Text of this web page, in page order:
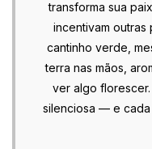
transforma sua
incentivam outras
cantinho verde,
terra nas mãos,
ver algo
silenciosa — e cada